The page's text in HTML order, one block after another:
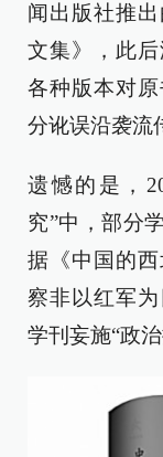
闻出版社推
文集》，此
各种版本对
分讹误沿袭流
遗憾的是，
究”中，部分
据《中国的
察非以红军
学刊妄施“政